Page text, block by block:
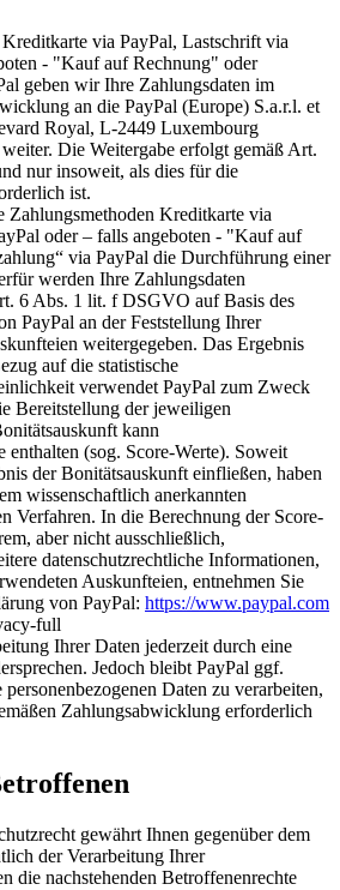
via PayPal, Lastschrift via
- "Kauf auf Rechnung" oder
geben wir Ihre Zahlungsdaten im
an die PayPal (Europe) S.a.r.l. et
Royal, L-2449 Luxembourg
Die Weitergabe erfolgt gemäß Art.
nur insoweit, als dies für die
ist.
Zahlungsmethoden Kreditkarte via
oder – falls angeboten - "Kauf auf
via PayPal die Durchführung einer
werden Ihre Zahlungsdaten
6 Abs. 1 lit. f DSGVO auf Basis des
PayPal an der Feststellung Ihrer
weitergegeben. Das Ergebnis
auf die statistische
verwendet PayPal zum Zweck
Bereitstellung der jeweiligen
kann
enthalten (sog. Score-Werte). Soweit
der Bonitätsauskunft einfließen, haben
wissenschaftlich anerkannten
Verfahren. In die Berechnung der Score-
aber nicht ausschließlich,
datenschutzrechtliche Informationen,
Auskunfteien, entnehmen Sie
von PayPal: https://www.paypal.com
full
Ihrer Daten jederzeit durch eine
Jedoch bleibt PayPal ggf.
Daten zu verarbeiten,
Zahlungsabwicklung erforderlich
gewährt Ihnen gegenüber dem
der Verarbeitung Ihrer
die nachstehenden Betroffenenrechte